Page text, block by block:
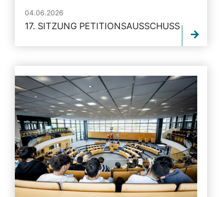
04.06.2026
17. SITZUNG PETITIONSAUSSCHUSS